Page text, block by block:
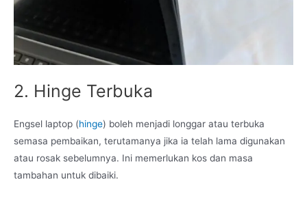
2. Hinge Terbuka
Engsel laptop (hinge) boleh menjadi longgar atau terbuka
semasa pembaikan, terutamanya jika ia telah lama digunakan
atau rosak sebelumnya. Ini memerlukan kos dan masa
tambahan untuk dibaiki.